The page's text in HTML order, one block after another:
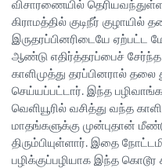
விசாரணையில்
கிராமத்தில் குடிநீர் குழாயில்
இருதரப்பினரிடையே ஏற்பட்ட
ஆண்டு எதிர்த்தரப்பைச்
காளிமுத்து தரப்பினரால்
செய்யப்பட்டார். இந்த
வெளியூரில் வசித்து வந்த
மாதங்களுக்கு முன்புதான்
திரும்பியுள்ளார். இதை
பழிக்குப்பழியாக இந்த